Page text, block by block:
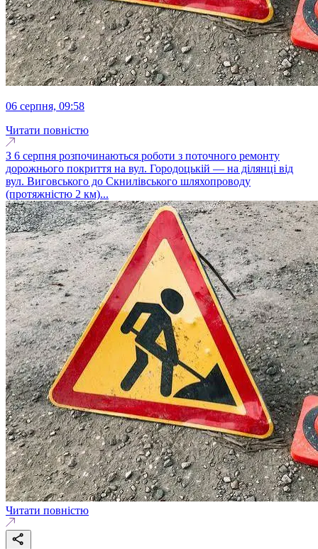
06 серпня, 09:58
Читати повністю
З 6 серпня розпочинаються роботи з поточного ремонту
дорожнього покриття на вул. Городоцькій — на ділянці від
вул. Виговського до Скнилівського шляхопроводу
(протяжністю 2 км)...
Читати повністю